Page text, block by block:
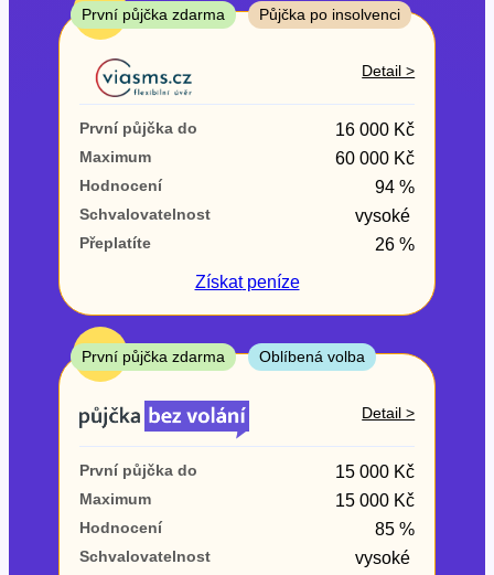
Od
První půjčka zdarma
–
ano
ne
Ve zkušebce
ano
ne
V exekuci
ne
Po insolvenci
ano
TOP
První půjčka zdarma Půjčka po insolvenci
Detail >
První půjčka do 16 000 Kč
Maximum 60 000 Kč
Hodnocení 94 %
Schvalovatelnost vysoké
Přeplatíte
26 %
Získatpeníze
TOP
První půjčka zdarma Oblíbená volba
Detail >
První půjčka do 15 000 Kč
Maximum 15 000 Kč
Hodnocení 85 %
Schvalovatelnost vysoké